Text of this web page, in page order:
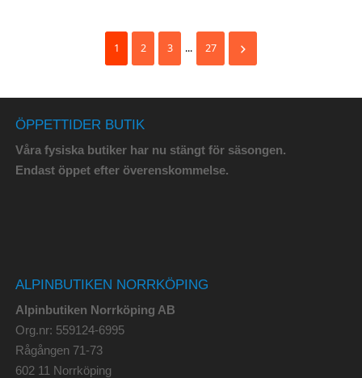
1 2 3 ... 27
ÖPPETTIDER BUTIK
Våra fysiska butiker har nu stängt för säsongen.
Endast öppet efter överenskommelse.
ALPINBUTIKEN NORRKÖPING
Alpinbutiken Norrköping AB
Org.nr: 559124-6995
Rågången 71-73
602 11 Norrköping